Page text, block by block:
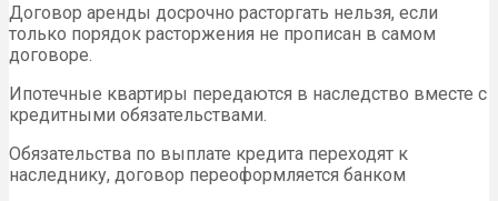
Договор аренды досрочно расторгать нельзя, если
только порядок расторжения не прописан в самом
договоре.
Ипотечные квартиры передаются в наследство вместе с
кредитными обязательствами.
Обязательства по выплате кредита переходят к
наследнику, договор переоформляется банком